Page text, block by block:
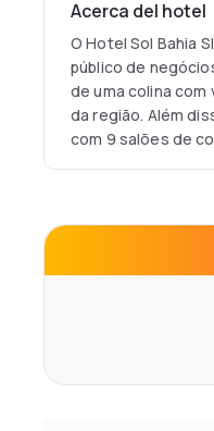
Acerca del hotel
O Hotel Sol Bahia
público de
de uma colina com
da região. Além
com 9 salões de